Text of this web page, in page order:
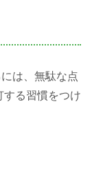
は、無駄な点
する習慣をつけ